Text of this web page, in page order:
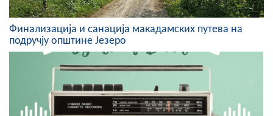
Извјештај о раду начелника
СКУПШТИНА
Статут Општине
Скупштинско вијеће општине језеро
Финализација и санација макадамских путева на
подручју општине Језеро